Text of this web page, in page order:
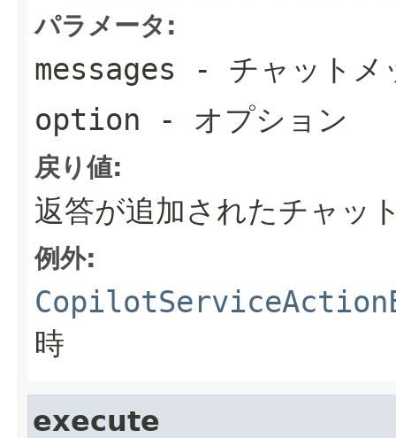
パラメータ:
messages - チャットメ
option - オプション
戻り値:
返答が追加されたチャッ
例外:
時
execute